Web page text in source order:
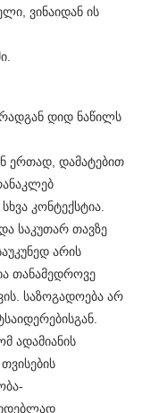
ვინაიდან ის
დიდ ნაწილს
ერთად, დამატებით
კონტექსტია.
საკუთარ თავზე
არის
თანამედროვე
საზოგადოება არ
ადამიანის